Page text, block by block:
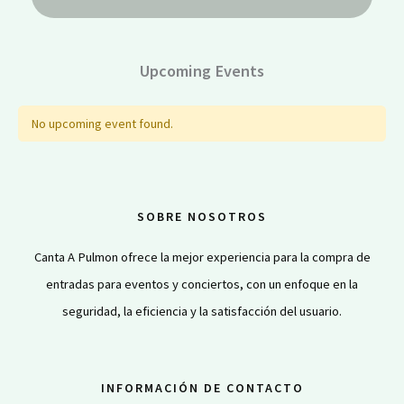
Upcoming Events
No upcoming event found.
SOBRE NOSOTROS
Canta A Pulmon ofrece la mejor experiencia para la compra de
entradas para eventos y conciertos, con un enfoque en la
seguridad, la eficiencia y la satisfacción del usuario.
INFORMACIÓN DE CONTACTO